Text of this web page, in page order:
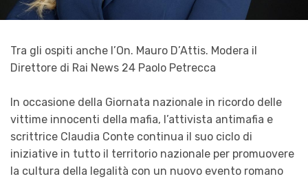
Tra gli ospiti anche l’On. Mauro D’Attis. Modera il
Direttore di Rai News 24 Paolo Petrecca
In occasione della Giornata nazionale in ricordo delle
vittime innocenti della mafia, l’attivista antimafia e
scrittrice Claudia Conte continua il suo ciclo di
iniziative in tutto il territorio nazionale per promuovere
la cultura della legalità con un nuovo evento romano